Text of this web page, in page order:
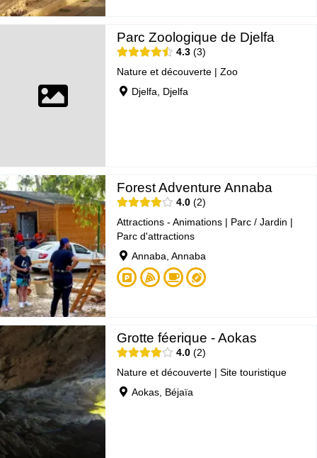
Parc Zoologique de Djelfa
4.3 3
Nature et découverte |Zoo
Djelfa, Djelfa
Forest Adventure Annaba
4.0
2
Attractions - Animations | Parc / Jardin |
Parc d'attractions
Annaba, Annaba
Grotte féerique - Aokas
4.0
2
Nature et découverte |Site touristique
Aokas, Béjaïa